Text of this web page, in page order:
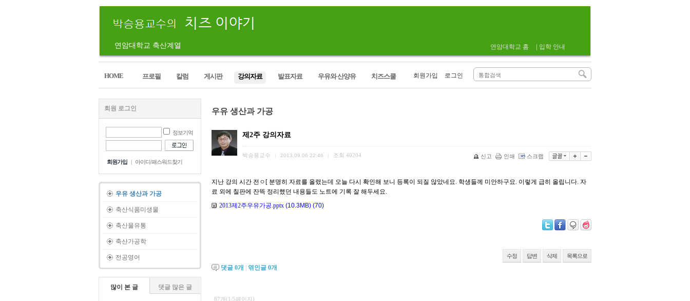
연암대학교 축산계열 연암대학교 홈 입학 안내
회원가입 로그인
HOME 프로필 칼럼 게시판 강의자료 발표자료 우유와 산양유 치즈스쿨
회원 로그인
정보기억
회원가입 | 아이디/패스워드찾기
우유 생산과 가공
축산식품미생물
축산물유통
축산가공학
전공영어
많이 본 글 댓글 많은 글
우유 생산과 가공
제2주 강의자료
박승용교수 2013.09.06 22:46 조회 40204 신고 인쇄 스크랩
지난 강의 시간 전ㅇ[ 분명히 자료를 올렸는데 오늘 다시 확인해 보니 등록이 되질 않았네요. 학생들께 미안하구요. 이렇게 급히 올립니다. 자
료 외에 칠판에 잔뜩 정리했던 내용들도 노트에 기록 잘 해두세요.
2013제2주우유가공.pptx (10.3MB) (70)
수정 답변 삭제 목록으로
댓글 0개 엮인글 0개
87개(1/5페이지)